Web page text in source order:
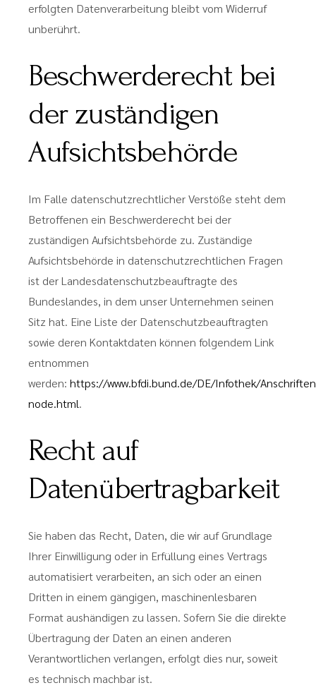
erfolgten Datenverarbeitung bleibt vom Widerruf
unberührt.
Beschwerderecht bei
der zuständigen
Aufsichtsbehörde
Im Falle datenschutzrechtlicher Verstöße steht dem
Betroffenen ein Beschwerderecht bei der
zuständigen Aufsichtsbehörde zu. Zuständige
Aufsichtsbehörde in datenschutzrechtlichen Fragen
ist der Landesdatenschutzbeauftragte des
Bundeslandes, in dem unser Unternehmen seinen
Sitz hat. Eine Liste der Datenschutzbeauftragten
sowie deren Kontaktdaten können folgendem Link
entnommen
werden:https://www.bfdi.bund.de/DE/Infothek/
node.html.
Recht auf
Datenübertragbarkeit
Sie haben das Recht, Daten, die wir auf Grundlage
Ihrer Einwilligung oder in Erfüllung eines Vertrags
automatisiert verarbeiten, an sich oder an einen
Dritten in einem gängigen, maschinenlesbaren
Format aushändigen zu lassen. Sofern Sie die direkte
Übertragung der Daten an einen anderen
Verantwortlichen verlangen, erfolgt dies nur, soweit
es technisch machbar ist.